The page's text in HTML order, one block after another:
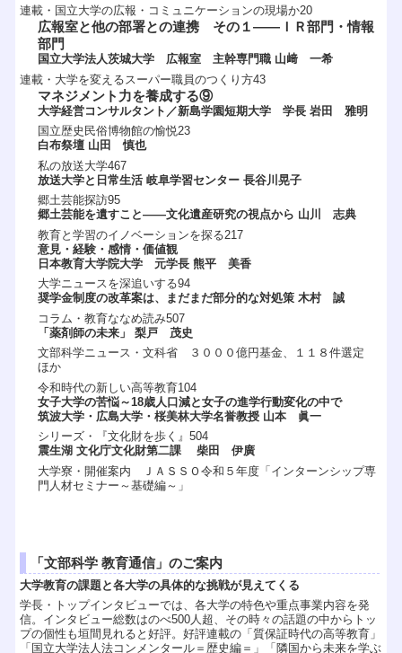
連載・国立大学の広報・コミュニケーションの現場か20
広報室と他の部署との連携 その１――ＩＲ部門・情報
部門
国立大学法人茨城大学 広報室 主幹専門職 山﨑 一希
連載・大学を変えるスーパー職員のつくり方43
マネジメント力を養成する⑨
大学経営コンサルタント／新島学園短期大学 学長 岩田 雅明
国立歴史民俗博物館の愉悦23
白布祭壇 山田 慎也
私の放送大学467
放送大学と日常生活 岐阜学習センター 長谷川晃子
郷土芸能探訪95
郷土芸能を遺すこと――文化遺産研究の視点から 山川 志典
教育と学習のイノベーションを探る217
意見・経験・感情・価値観
日本教育大学院大学 元学長 熊平 美香
大学ニュースを深追いする94
奨学金制度の改革案は、まだまだ部分的な対処策 木村 誠
コラム・教育ななめ読み507
「薬剤師の未来」 梨戸 茂史
文部科学ニュース・文科省 ３０００億円基金、１１８件選定
ほか
令和時代の新しい高等教育104
女子大学の苦悩～18歳人口減と女子の進学行動変化の中で
筑波大学・広島大学・桜美林大学名誉教授 山本 眞一
シリーズ・『文化財を歩く』504
震生湖 文化庁文化財第二課 柴田 伊廣
大学寮・開催案内 ＪＡＳＳＯ令和５年度「インターンシップ専
門人材セミナー～基礎編～」
「文部科学 教育通信」のご案内
大学教育の課題と各大学の具体的な挑戦が見えてくる
学長・トップインタビューでは、各大学の特色や重点事業内容を発
信。インタビュー総数はのべ500人超、その時々の話題の中からトッ
プの個性も垣間見れると好評。好評連載の「質保証時代の高等教育」
「国立大学法人法コンメンタール＝歴史編＝」「隣国から未来を学ぶ